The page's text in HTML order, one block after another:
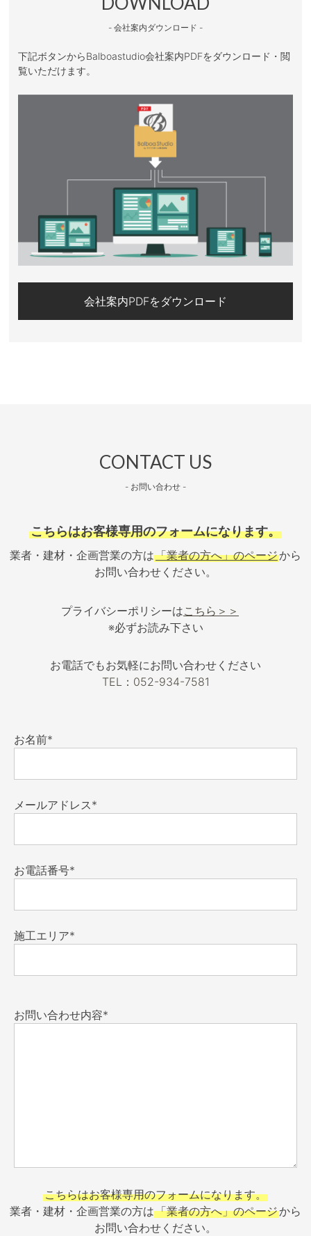
- 会社案内ダウンロード -
下記ボタンからBalboastudio会社案内PDFをダウンロード・閲
覧いただけます。
会社案内PDFをダウンロード
CONTACT US
- お問い合わせ -
こちらはお客様専用のフォームになります。
業者・建材・企画営業の方は「業者の方へ」のページから
お問い合わせください。
プライバシーポリシーはこちら＞＞
※必ずお読み下さい
お電話でもお気軽にお問い合わせください
TEL：052-934-7581
お名前*
メールアドレス*
お電話番号*
施工エリア*
お問い合わせ内容*
こちらはお客様専用のフォームになります。
業者・建材・企画営業の方は「業者の方へ」のページから
お問い合わせください。